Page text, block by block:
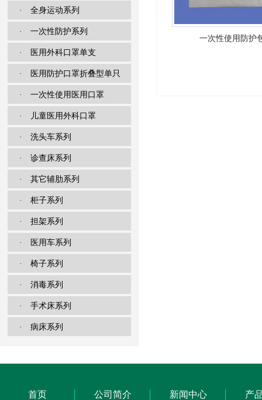
· 全身运动系列
· 一次性防护系列
· 医用外科口罩单支
· 医用防护口罩折叠型单只
· 一次性使用医用口罩
· 儿童医用外科口罩
· 洗头车系列
· 诊查床系列
· 其它辅肋系列
· 柜子系列
· 担架系列
· 医用车系列
· 椅子系列
· 消毒系列
· 手术床系列
· 病床系列
一次性使用防护
首页 公司简介 新闻中心 产